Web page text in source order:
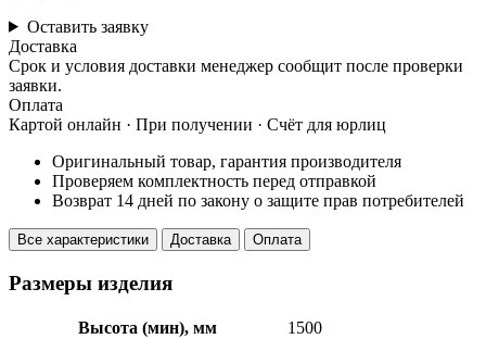
Оставить заявку
Доставка
Срок и условия доставки менеджер сообщит после проверки
заявки.
Оплата
Картой онлайн · При получении · Счёт для юрлиц
Оригинальный товар, гарантия производителя
Проверяем комплектность перед отправкой
Возврат 14 дней по закону о защите прав потребителей
Все характеристики Доставка Оплата
Размеры изделия
Высота (мин), мм
1500